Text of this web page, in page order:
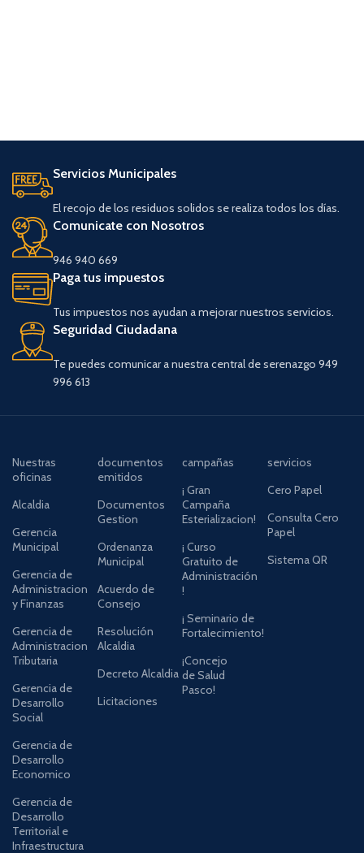
Servicios Municipales
El recojo de los residuos solidos se realiza todos los días.
Comunicate con Nosotros
946 940 669
Paga tus impuestos
Tus impuestos nos ayudan a mejorar nuestros servicios.
Seguridad Ciudadana
Te puedes comunicar a nuestra central de serenazgo 949
996 613
Nuestras
oficinas
Alcaldia
Gerencia
Municipal
Gerencia de
Administracion
y Finanzas
Gerencia de
Administracion
Tributaria
Gerencia de
Desarrollo
Social
Gerencia de
Desarrollo
Economico
Gerencia de
Desarrollo
Territorial e
Infraestructura
documentos
emitidos
Documentos
Gestion
Ordenanza
Municipal
Acuerdo de
Consejo
Resolución
Alcaldia
Decreto Alcaldia
Licitaciones
campañas
¡ Gran
Campaña
Esterializacion!
¡ Curso
Gratuito de
Administración
!
¡ Seminario de
Fortalecimiento!
¡Concejo
de Salud
Pasco!
servicios
Cero Papel
Consulta Cero
Papel
Sistema QR